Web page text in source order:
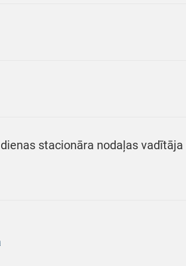
stacionāra nodaļas vadītāja